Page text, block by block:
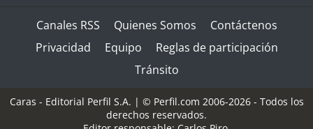
Canales RSS Quienes Somos
Contáctenos
Privacidad
Equipo
Reglas de participación
Tránsito
Caras - Editorial Perfil S.A. | © Perfil.com 2006-2026 - Todos los
derechos reservados.